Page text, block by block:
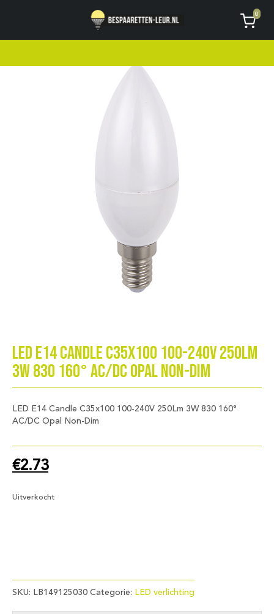
Geen code ontvangen of kwijt?
AVG
LED E14 Candle C35x100 100-240V 250Lm
3W 830 160° AC/DC Opal Non-Dim
LED E14 Candle C35x100 100-240V 250Lm 3W 830 160°
AC/DC Opal Non-Dim
€2.73
Uitverkocht
SKU: LB149125030 Categorie: LED verlichting
0